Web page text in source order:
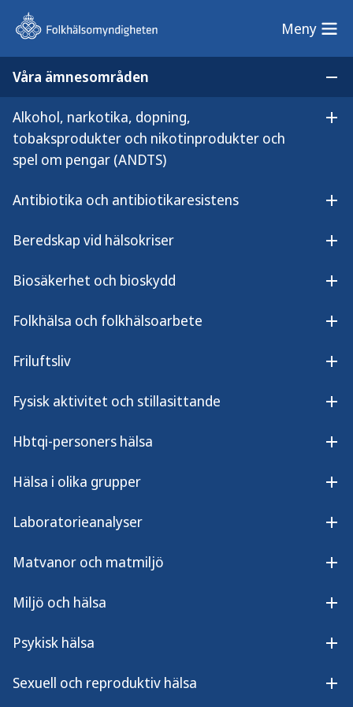
Meny
Våra ämnesområden
Alkohol, narkotika, dopning,
tobaksprodukter och nikotinprodukter och
spel om pengar (ANDTS)
Antibiotika och antibiotikaresistens
Beredskap vid hälsokriser
Biosäkerhet och bioskydd
Folkhälsa och folkhälsoarbete
Friluftsliv
Fysisk aktivitet och stillasittande
Hbtqi-personers hälsa
Hälsa i olika grupper
Laboratorieanalyser
Matvanor och matmiljö
Miljö och hälsa
Psykisk hälsa
Sexuell och reproduktiv hälsa
Meny
Sök på webbplatsen
Trematodinfektioner Lyssna på innehållet
Sjukdomsinformation om
trematodinfektioner
Gruppen Trematoder (flundremaskar)
kan orsaka sjukdom hos människa. Den
globalt viktigaste är Schistosoma, som
sinensis, Dicrocoelium dendriticum, Flundremask,
Flundror, Fasciola hepatica, Fasciolopsis buski,
Heterophyes heterophyes, Leverflundra,
Lungflundra, Opistorchis och Paragonimus ssp.
Några andra humanpatogena
trematoder
Clonorchis sinensis
Clonorchis sinensis
Östern, bland annat i Kina och Vietnam. Parasiten